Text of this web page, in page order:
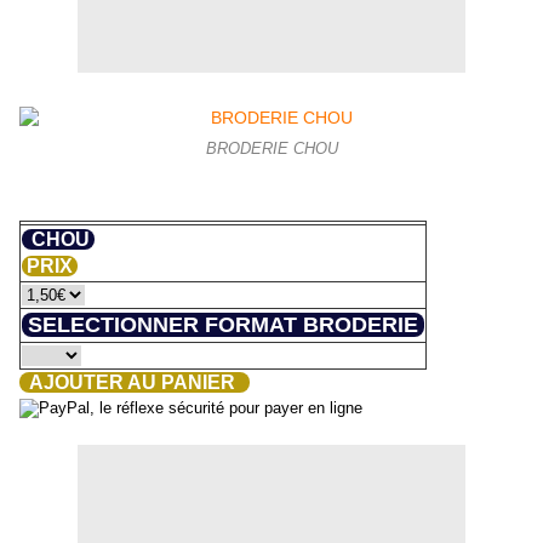
BRODERIE CHOU
CHOU
PRIX
SELECTIONNER FORMAT BRODERIE
AJOUTER AU PANIER